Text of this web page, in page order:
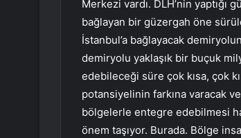
Merkezi vardı. DLH’nin
bağlayan bir güzergah öne
İstanbul’a bağlayacak
demiryolu yaklaşık bir buçuk
edebileceği süre çok kısa, çok
potansiyelinin farkına varacak
bölgelerle entegre edebilmesi
önem taşıyor. Burada. Bölge